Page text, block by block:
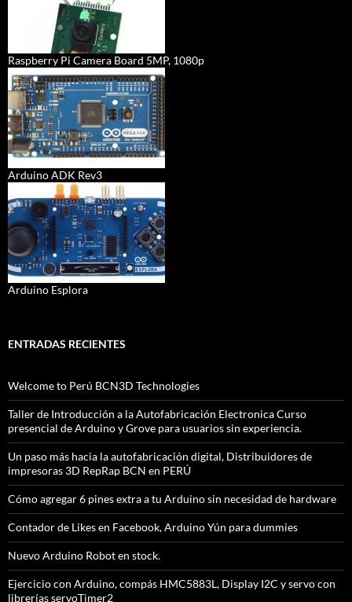
Raspberry Pi Camera Board 5MP, 1080p
Arduino ADK Rev3
Arduino Esplora
ENTRADAS RECIENTES
Welcome to Perú BCN3D Technologies
Taller de Introducción a la Autofabricación Electronica Curso
presencial de Arduino y Grove para usuarios sin experiencia.
Un paso más hacia la autofabricación digital, Distribuidores de
impresoras 3D RepRap BCN en PERÚ
Cómo agregar 6 pines extra a tu Arduino sin necesidad de hardware
Contador de Likes en Facebook, Arduino Yún para dummies
Nuevo Arduino Robot en stock.
Ejercicio con Arduino, compás HMC5883L, Display I2C y servo con
librerías servoTimer2